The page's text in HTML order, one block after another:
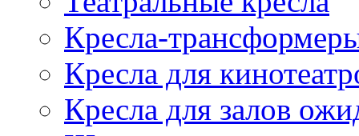
Кресла-
Кресла для
Кресла для залов